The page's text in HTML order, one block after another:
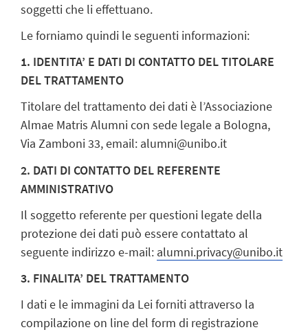
soggetti che li effettuano.
Le forniamo quindi le seguenti informazioni:
1. IDENTITA’ E DATI DI CONTATTO DEL TITOLARE
DEL TRATTAMENTO
Titolare del trattamento dei dati è l’Associazione
Almae Matris Alumni con sede legale a Bologna,
Via Zamboni 33, email: alumni@unibo.it
2. DATI DI CONTATTO DEL REFERENTE
AMMINISTRATIVO
Il soggetto referente per questioni legate della
protezione dei dati può essere contattato al
seguente indirizzo e-mail: alumni.privacy@unibo.it
3. FINALITA’ DEL TRATTAMENTO
I dati e le immagini da Lei forniti attraverso la
compilazione on line del form di registrazione